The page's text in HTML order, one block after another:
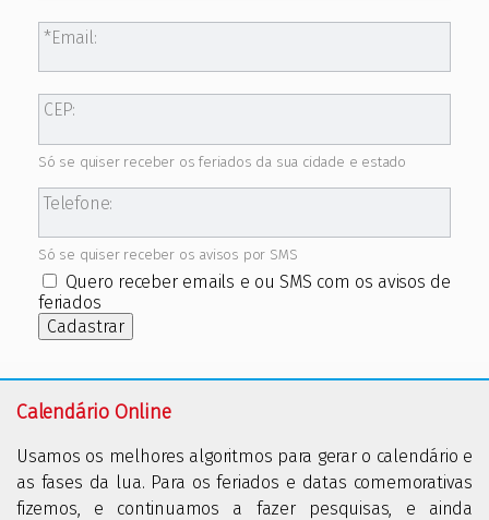
Email:
CEP:
Só se quiser receber os feriados da sua cidade e estado
Telefone:
Só se quiser receber os avisos por SMS
Quero receber emails e ou SMS com os avisos de
feriados
Cadastrar
Calendário Online
Usamos os melhores algoritmos para gerar o calendário e
as fases da lua. Para os feriados e datas comemorativas
fizemos, e continuamos a fazer pesquisas, e ainda